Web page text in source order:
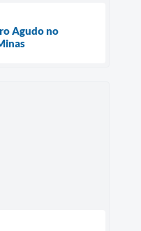
Agudo no